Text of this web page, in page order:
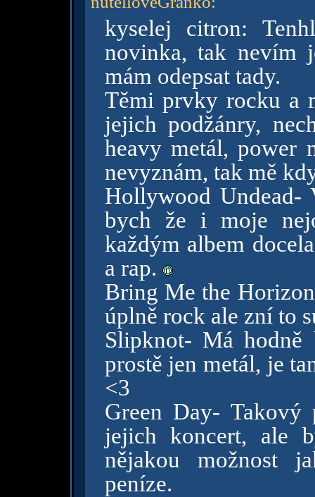
kyselej citron:
novinka, tak nevím
mám odepsat tady.
Těmi prvky rocku a
jejich podžánry,
heavy metál, power
nevyznám, tak mě
Hollywood Undead-
bych že i moje
každým albem
a rap.
Bring Me the
úplně rock ale zní to
Slipknot- Má
prostě jen metál, je
<3
Green Day-
jejich koncert, ale
nějakou možnost
peníze.